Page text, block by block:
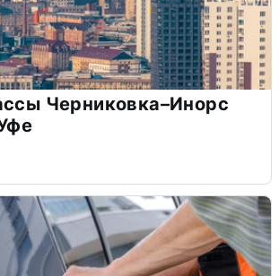
Черниковка–Инорс